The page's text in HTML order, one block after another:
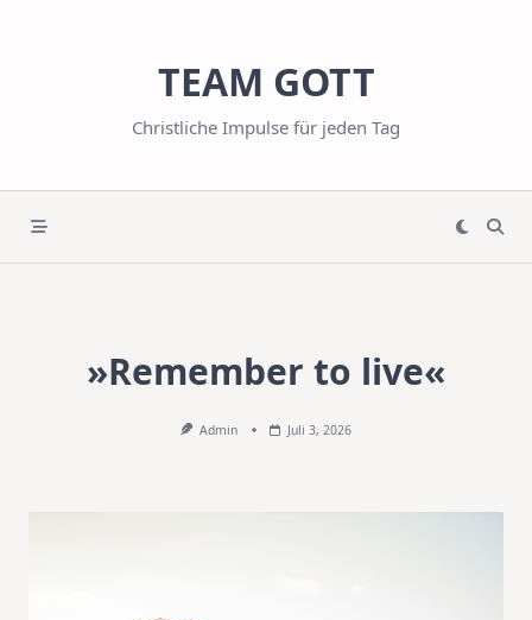
TEAM GOTT
Christliche Impulse für jeden Tag
»Remember to live«
Admin Juli 3, 2026